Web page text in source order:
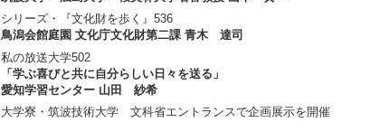
シリーズ・『文化財を歩く』536
鳥潟会館庭園 文化庁文化財第二課 青木 達司
私の放送大学502
「学ぶ喜びと共に自分らしい日々を送る」
愛知学習センター 山田 紗希
大学寮・筑波技術大学 文科省エントランスで企画展示を開催